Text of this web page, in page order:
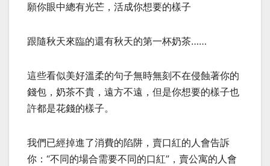
願你眼中總有光芒，活成你想要的樣子
跟隨秋天來臨的還有秋天的第一杯奶茶……
這些看似美好溫柔的句子無時無刻不在侵蝕著你的
錢包，奶茶不貴，遠方不遠，但是你想要的樣子也
許都是花錢的樣子。
我們已經掉進了消費的陷阱，賣口紅的人會告訴
你：“不同的場合需要不同的口紅”，賣公寓的人會